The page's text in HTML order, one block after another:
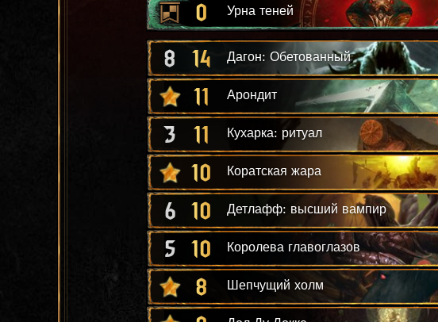
0 Урна теней
8 14 Дагон: Обетованный
11 Арондит
3 11 Кухарка: ритуал
10 Коратская жара
6 10 Детлафф: высший вампир
5 10 Королева главоглазов
8 Шепчущий холм